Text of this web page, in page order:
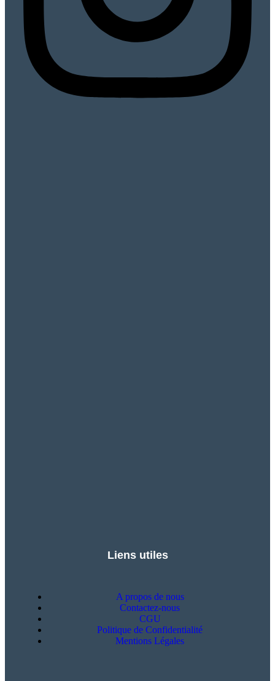
Liens utiles
A propos de nous
Contactez-nous
CGU
Politique de Confidentialité
Mentions Légales